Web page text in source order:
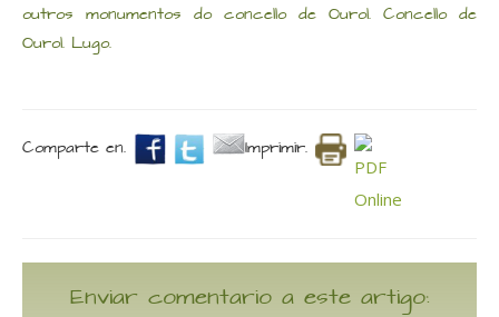
outros monumentos do concello de Ourol. Concello de
Ourol. Lugo.
Comparte en. Imprimir.
Enviar comentario a este artigo: